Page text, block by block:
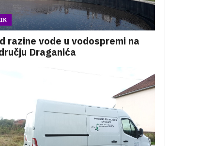
razine vode u vodospremi na
Draganića